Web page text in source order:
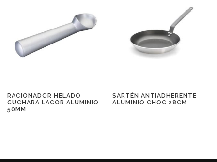
RACIONADOR HELADO
CUCHARA LACOR ALUMINIO
50MM
SARTÉN ANTIADHERENTE
ALUMINIO CHOC 28CM